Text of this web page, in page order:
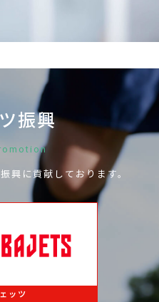
振興
興に貢献しております。
ッツ